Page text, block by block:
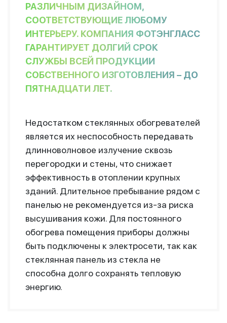
РАЗЛИЧНЫМ ДИЗАЙНОМ,
СООТВЕТСТВУЮЩИЕ ЛЮБОМУ
ИНТЕРЬЕРУ. КОМПАНИЯ ФОТЭНГЛАСС
ГАРАНТИРУЕТ ДОЛГИЙ СРОК
СЛУЖБЫ ВСЕЙ ПРОДУКЦИИ
СОБСТВЕННОГО ИЗГОТОВЛЕНИЯ – ДО
ПЯТНАДЦАТИ ЛЕТ.
Недостатком стеклянных обогревателей
является их неспособность передавать
длинноволновое излучение сквозь
перегородки и стены, что снижает
эффективность в отоплении крупных
зданий. Длительное пребывание рядом с
панелью не рекомендуется из-за риска
высушивания кожи. Для постоянного
обогрева помещения приборы должны
быть подключены к электросети, так как
стеклянная панель из стекла не
способна долго сохранять тепловую
энергию.